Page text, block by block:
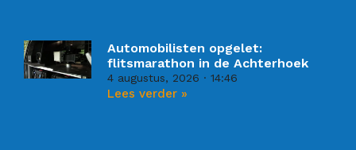
Automobilisten opgelet:
flitsmarathon in de Achterhoek
4 augustus, 2026 14:46
Lees verder »